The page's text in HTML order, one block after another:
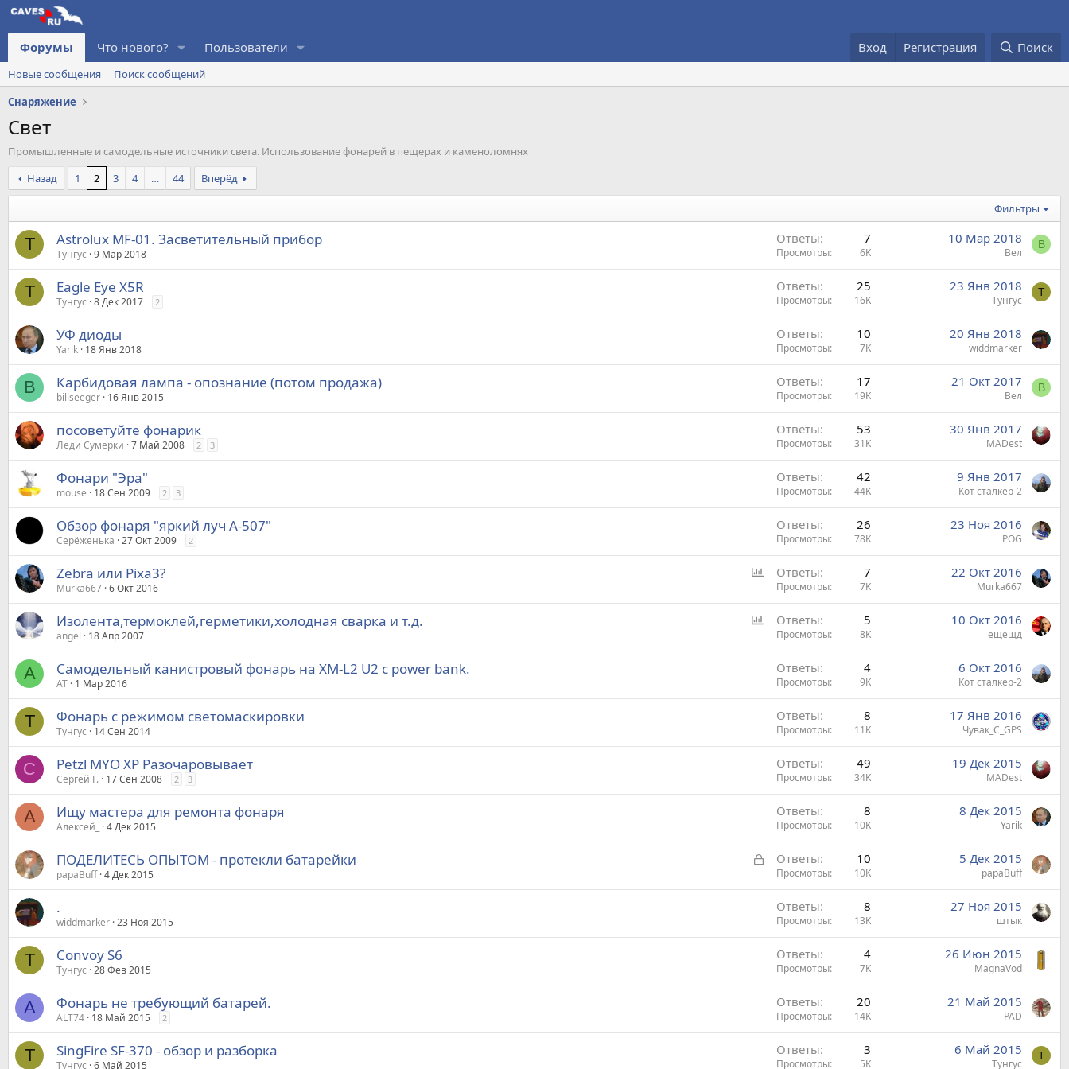
Форумы Что нового? Пользователи Вход Регистрация Поиск
Новые сообщения
Поиск сообщений
Снаряжение
Свет
Промышленные и самодельные источники света. Использование фонарей в пещерах и каменоломнях
Назад
1 2 3 4 … 44 Вперёд
Фильтры
Т Astrolux MF-01. Засветительный прибор
Тунгус 9 Мар 2018
Ответы 7
Просмотры 6K
10 Мар 2018
Вел
В
Т Eagle Eye X5R
Тунгус 8 Дек 2017 2
Ответы 25
Просмотры 16K
23 Янв 2018
Тунгус
Т
УФ диоды
Yarik 18 Янв 2018
Ответы 10
Просмотры 7K
20 Янв 2018
widdmarker
B Карбидовая лампа - опознание (потом продажа)
billseeger 16 Янв 2015
Ответы 17
Просмотры 19K
21 Окт 2017
Вел
В
посоветуйте фонарик
Леди Сумерки 7 Май 2008 2 3
Ответы 53
Просмотры 31K
30 Янв 2017
MADest
Фонари "Эра"
mouse 18 Сен 2009 2 3
Ответы 42
Просмотры 44K
9 Янв 2017
Кот сталкер-2
Обзор фонаря "яркий луч А-507"
Серёженька 27 Окт 2009 2
Ответы 26
Просмотры 78K
23 Ноя 2016
POG
р
о
Zebra или Pixa3?
Murka667 6 Окт 2016
Ответы 7
Просмотры 7K
22 Окт 2016
Murka667
р
Изолента,термоклей,герметики,холодная сварка и т.д.
angel 18 Апр 2007
Ответы 5
Просмотры 8K
10 Окт 2016
ещещд
А Самодельный канистровый фонарь на XM-L2 U2 с power bank.
АТ 1 Мар 2016
Ответы 4
Просмотры 9K
6 Окт 2016
Кот сталкер-2
Т Фонарь с режимом светомаскировки
Тунгус 14 Сен 2014
Ответы 8
Просмотры 11K
17 Янв 2016
Чувак_С_GPS
С Petzl MYO XP Разочаровывает
Сергей Г. 17 Сен 2008 2 3
Ответы 49
Просмотры 34K
19 Дек 2015
MADest
А Ищу мастера для ремонта фонаря
Алексей_ 4 Дек 2015
Ответы 8
Просмотры 10K
8 Дек 2015
Yarik
З
к
т
ПОДЕЛИТЕСЬ ОПЫТОМ - протекли батарейки
papaBuff 4 Дек 2015
Ответы 10
Просмотры 10K
5 Дек 2015
papaBuff
.
widdmarker 23 Ноя 2015
Ответы 8
Просмотры 13K
27 Ноя 2015
штык
Т Convoy S6
Тунгус 28 Фев 2015
Ответы 4
Просмотры 7K
26 Июн 2015
MagnaVod
A Фонарь не требующий батарей.
ALT74 18 Май 2015 2
Ответы 20
Просмотры 14K
21 Май 2015
PAD
Т SingFire SF-370 - обзор и разборка
Тунгус 6 Май 2015
Ответы 3
Просмотры 5K
6 Май 2015
Тунгус
Т